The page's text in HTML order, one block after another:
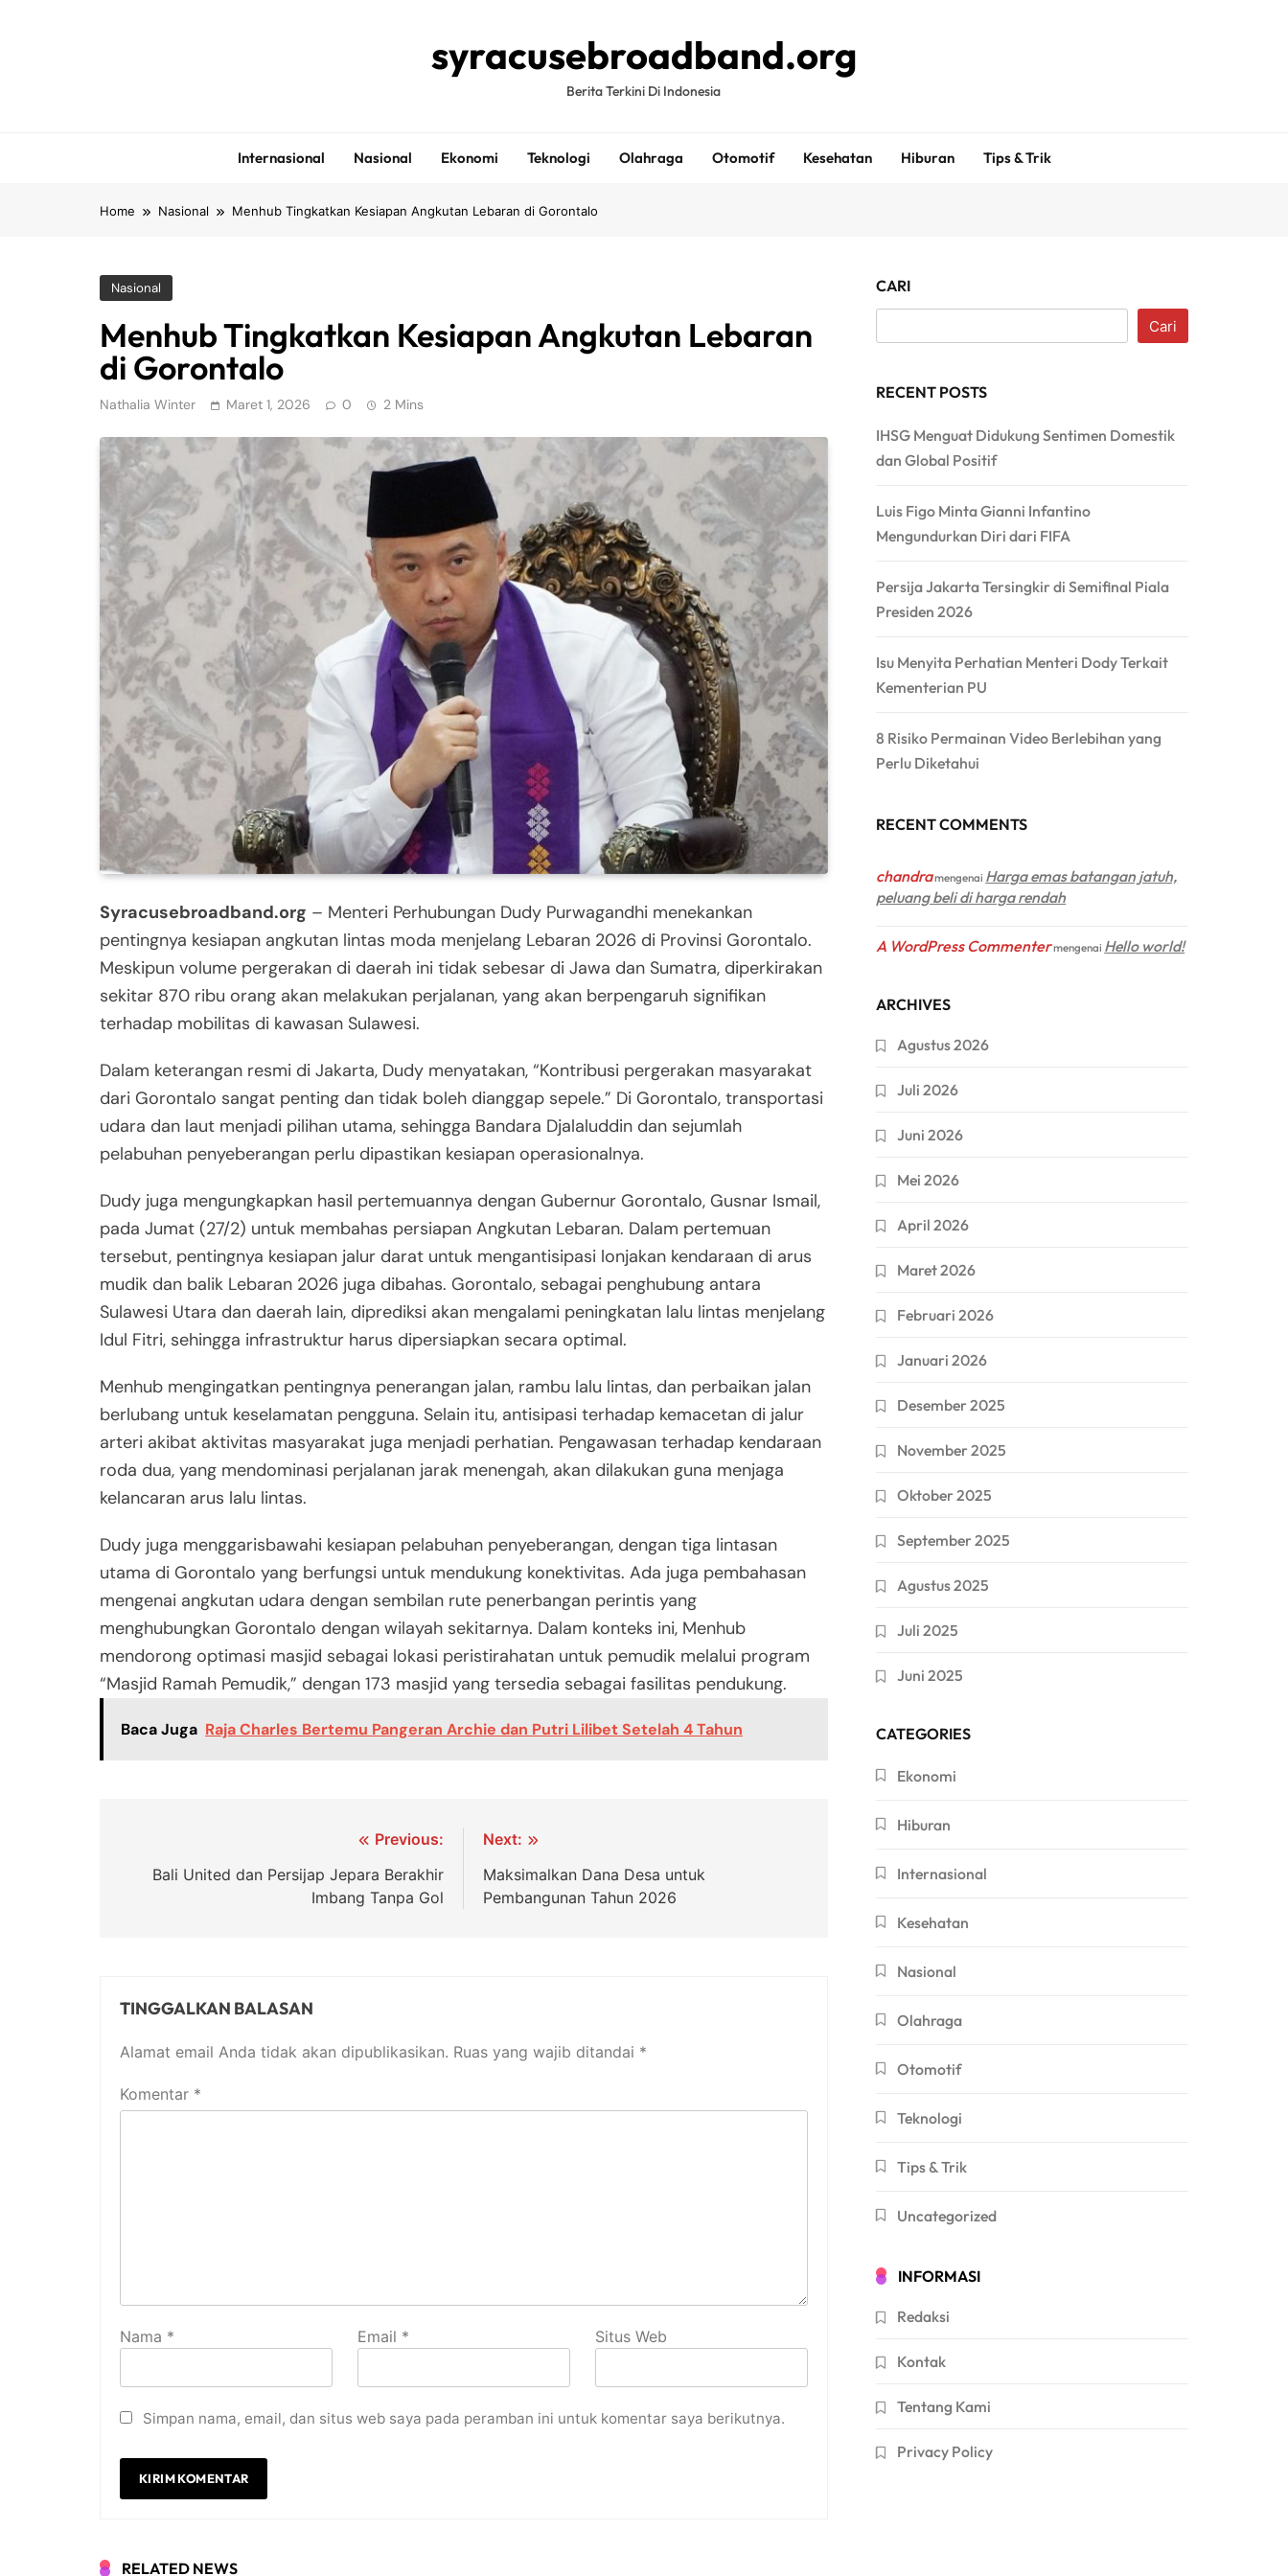
syracusebroadband.org
Berita Terkini Di Indonesia
Internasional Nasional Ekonomi Teknologi Olahraga Otomotif Kesehatan Hiburan Tips & Trik
Home Nasional Menhub Tingkatkan Kesiapan Angkutan Lebaran di Gorontalo
Nasional
Menhub Tingkatkan Kesiapan Angkutan Lebaran
di Gorontalo
Nathalia Winter Maret 1, 2026 0 2 Mins
Syracusebroadband.org – Menteri Perhubungan Dudy Purwagandhi menekankan
pentingnya kesiapan angkutan lintas moda menjelang Lebaran 2026 di Provinsi Gorontalo.
Meskipun volume pergerakan di daerah ini tidak sebesar di Jawa dan Sumatra, diperkirakan
sekitar 870 ribu orang akan melakukan perjalanan, yang akan berpengaruh signifikan
terhadap mobilitas di kawasan Sulawesi.
Dalam keterangan resmi di Jakarta, Dudy menyatakan, “Kontribusi pergerakan masyarakat
dari Gorontalo sangat penting dan tidak boleh dianggap sepele.” Di Gorontalo, transportasi
udara dan laut menjadi pilihan utama, sehingga Bandara Djalaluddin dan sejumlah
pelabuhan penyeberangan perlu dipastikan kesiapan operasionalnya.
Dudy juga mengungkapkan hasil pertemuannya dengan Gubernur Gorontalo, Gusnar Ismail,
pada Jumat (27/2) untuk membahas persiapan Angkutan Lebaran. Dalam pertemuan
tersebut, pentingnya kesiapan jalur darat untuk mengantisipasi lonjakan kendaraan di arus
mudik dan balik Lebaran 2026 juga dibahas. Gorontalo, sebagai penghubung antara
Sulawesi Utara dan daerah lain, diprediksi akan mengalami peningkatan lalu lintas menjelang
Idul Fitri, sehingga infrastruktur harus dipersiapkan secara optimal.
Menhub mengingatkan pentingnya penerangan jalan, rambu lalu lintas, dan perbaikan jalan
berlubang untuk keselamatan pengguna. Selain itu, antisipasi terhadap kemacetan di jalur
arteri akibat aktivitas masyarakat juga menjadi perhatian. Pengawasan terhadap kendaraan
roda dua, yang mendominasi perjalanan jarak menengah, akan dilakukan guna menjaga
kelancaran arus lalu lintas.
Dudy juga menggarisbawahi kesiapan pelabuhan penyeberangan, dengan tiga lintasan
utama di Gorontalo yang berfungsi untuk mendukung konektivitas. Ada juga pembahasan
mengenai angkutan udara dengan sembilan rute penerbangan perintis yang
menghubungkan Gorontalo dengan wilayah sekitarnya. Dalam konteks ini, Menhub
mendorong optimasi masjid sebagai lokasi peristirahatan untuk pemudik melalui program
“Masjid Ramah Pemudik,” dengan 173 masjid yang tersedia sebagai fasilitas pendukung.
Baca Juga Raja Charles Bertemu Pangeran Archie dan Putri Lilibet Setelah 4 Tahun
pos
Previous:
Bali United dan Persijap Jepara Berakhir
Imbang Tanpa Gol
Next:
Maksimalkan Dana Desa untuk
Pembangunan Tahun 2026
TINGGALKAN BALASAN
Alamat email Anda tidak akan dipublikasikan. Ruas yang wajib ditandai *
Komentar *
Nama * Email * Situs Web
Simpan nama, email, dan situs web saya pada peramban ini untuk komentar saya berikutnya.
RELATED NEWS
CARI
Cari
RECENT POSTS
IHSG Menguat Didukung Sentimen Domestik
dan Global Positif
Luis Figo Minta Gianni Infantino
Mengundurkan Diri dari FIFA
Persija Jakarta Tersingkir di Semifinal Piala
Presiden 2026
Isu Menyita Perhatian Menteri Dody Terkait
Kementerian PU
8 Risiko Permainan Video Berlebihan yang
Perlu Diketahui
RECENT COMMENTS
chandramengenai Harga emas batangan jatuh,
peluang beli di harga rendah
A WordPress Commentermengenai Hello world!
ARCHIVES
Agustus 2026
Juli 2026
Juni 2026
Mei 2026
April 2026
Maret 2026
Februari 2026
Januari 2026
Desember 2025
November 2025
Oktober 2025
September 2025
Agustus 2025
Juli 2025
Juni 2025
CATEGORIES
Ekonomi
Hiburan
Internasional
Kesehatan
Nasional
Olahraga
Otomotif
Teknologi
Tips & Trik
Uncategorized
INFORMASI
Redaksi
Kontak
Tentang Kami
Privacy Policy